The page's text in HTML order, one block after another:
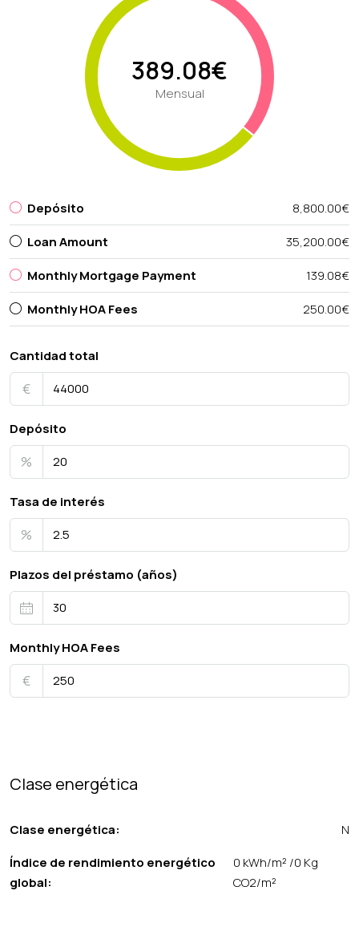
389.08€
Mensual
Depósito
8,800.00€
Loan Amount
35,200.00€
Monthly Mortgage Payment
139.08€
Monthly HOA Fees
250.00€
Cantidad total
€
Depósito
%
Tasa de interés
%
Plazos del préstamo (años)
Monthly HOA Fees
€
Clase energética
Clase energética:
N
Índice de rendimiento energético
global:
0 kWh/m² /0 Kg
CO2/m²